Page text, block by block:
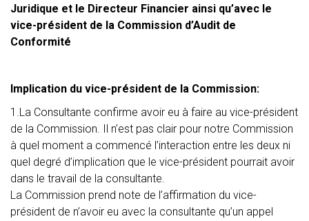
Juridique et le Directeur Financier ainsi qu’avec le
vice-président de la Commission d’Audit de
Conformité
Implication du vice-président de la Commission:
1.La Consultante confirme avoir eu à faire au vice-président
de la Commission. Il n’est pas clair pour notre Commission
à quel moment a commencé l’interaction entre les deux ni
quel degré d’implication que le vice-président pourrait avoir
dans le travail de la consultante.
La Commission prend note de l’affirmation du vice-
président de n’avoir eu avec la consultante qu’un appel